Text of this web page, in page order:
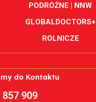
PODRÓŻNE | NNW
GLOBALDOCTORS+
ROLNICZE
do Kontaktu
909